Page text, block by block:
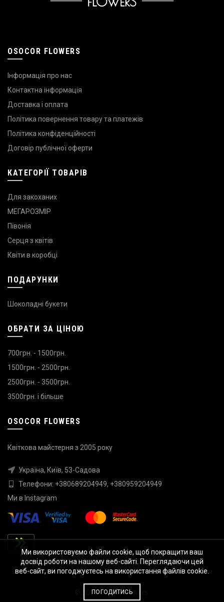
OSOCOR FLOWERS
Інформація про нас
Контактна інформація
Доставка і оплата
Політика повернення товару та платежів
Політика конфіденційності
Договір публічної оферти
КАТЕГОРІЇ ТОВАРІВ
Для закоханих
МЕГАРОЗМІР
Півонія
Серця з квітів
Квіти в коробці
ПОДАРУНКИ
Шоколадні букети
ОБРАТИ ЗА ЦІНОЮ
700грн. - 1500грн.
1500грн. - 2500грн.
2500грн. - 3500грн.
3500грн. і більше
OSOCOR FLOWERS
Квіткова майстерня з 2005 року
Україна, Київ, 53-Садова
Телефони: +380689204949, +380959204949
Ми в Instagram
© 2026Osocor Flowers
Ми використовуємо файли cookie, щоб покращити ваш
досвід роботи на нашому веб-сайті. Переглядаючи цей
веб-сайт, ви погоджуєтесь на використання файлів cookie.
ПОГОДИТИСЬ